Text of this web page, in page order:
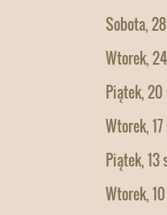
Sobota,
Wtorek,
Piątek,
Wtorek,
Piątek, 13
Wtorek,